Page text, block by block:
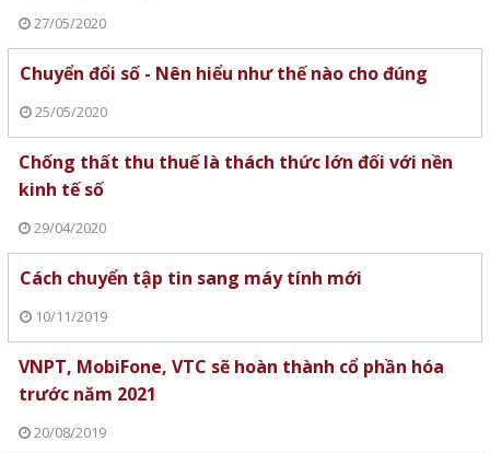
27/05/2020
Chuyển đổi số - Nên hiểu như thế nào cho đúng
25/05/2020
Chống thất thu thuế là thách thức lớn đối với nền
kinh tế số
29/04/2020
Cách chuyển tập tin sang máy tính mới
10/11/2019
VNPT, MobiFone, VTC sẽ hoàn thành cổ phần hóa
trước năm 2021
20/08/2019